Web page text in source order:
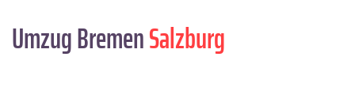
Umzug BremenSalzburg